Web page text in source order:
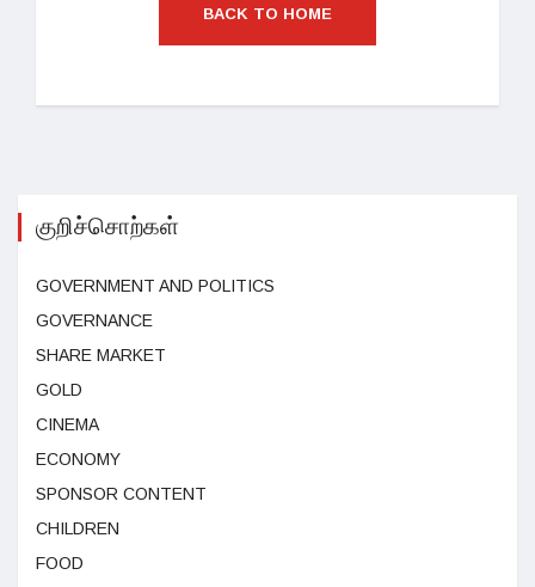
BACK TO HOME
குறிச்சொற்கள்
GOVERNMENT AND POLITICS
GOVERNANCE
SHARE MARKET
GOLD
CINEMA
ECONOMY
SPONSOR CONTENT
CHILDREN
FOOD